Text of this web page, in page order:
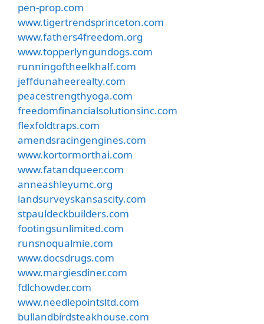
pen-prop.com
www.tigertrendsprinceton.com
www.fathers4freedom.org
www.topperlyngundogs.com
runningoftheelkhalf.com
jeffdunaheerealty.com
peacestrengthyoga.com
freedomfinancialsolutionsinc.com
flexfoldtraps.com
amendsracingengines.com
www.kortormorthai.com
www.fatandqueer.com
anneashleyumc.org
landsurveyskansascity.com
stpauldeckbuilders.com
footingsunlimited.com
runsnoqualmie.com
www.docsdrugs.com
www.margiesdiner.com
fdlchowder.com
www.needlepointsltd.com
bullandbirdsteakhouse.com